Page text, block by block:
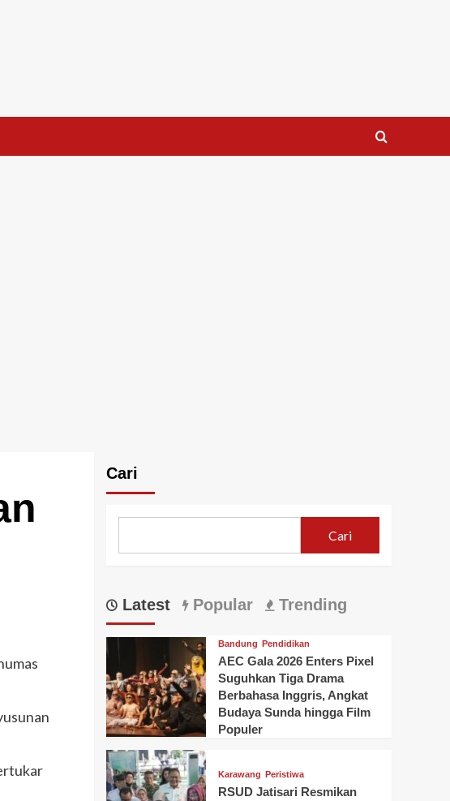
Cari
Cari
Latest Popular Trending
Bandung Pendidikan
AEC Gala 2026 Enters Pixel
Suguhkan Tiga Drama
Berbahasa Inggris, Angkat
Budaya Sunda hingga Film
Populer
Karawang Peristiwa
RSUD Jatisari Resmikan